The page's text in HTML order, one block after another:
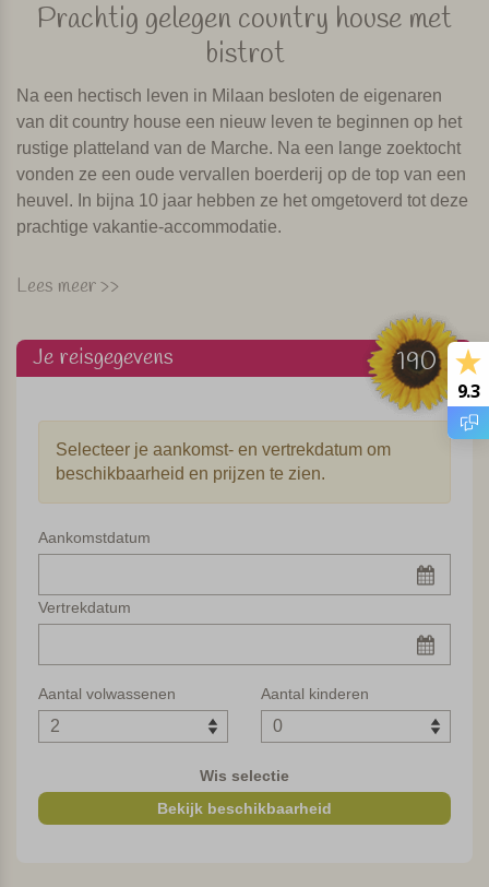
Prachtig gelegen country house met
bistrot
Na een hectisch leven in Milaan besloten de eigenaren
van dit country house een nieuw leven te beginnen op het
rustige platteland van de Marche. Na een lange zoektocht
vonden ze een oude vervallen boerderij op de top van een
heuvel. In bijna 10 jaar hebben ze het omgetoverd tot deze
prachtige vakantie-accommodatie.
Milaan is de stad van design en dat hebben de eigenaren
de kamers en appartementen zijn gevestigd zijn authentiek
en met lokale materialen gerenoveerd. Maar de interieurs
zijn modern en gezellig. De kamers en appartementen zijn
licht en met frisse kleuraccenten ingericht. In de receptie
hebben ze wisselende exposities van schilderijen en foto’s
van lokale artiesten.
Zwembad met prachtig uitzicht
Wat me bij aankomst direct opviel was de prachtige tuin. Ik
was er eind juni en ondanks de warmte stond alles nog
volop in bloei. Net als de huizen is ook de tuin tot in de
puntjes verzorgd. Je ziet de liefde voor mooie dingen en
het respect voor de natuur. Op het meest panoramische
je ligbedje heb je een wijds uitzicht over de heuvels en
velden. Elk seizoen verandert de lappendeken die zich
geel, van het gras en graan.
Lees meer >>
190
Je reisgegevens
Selecteer je aankomst- en vertrekdatum om
beschikbaarheid en prijzen te zien.
Aankomstdatum
Vertrekdatum
Aantal volwassenen Aantal kinderen
Wis selectie
Bekijk beschikbaarheid
9.3